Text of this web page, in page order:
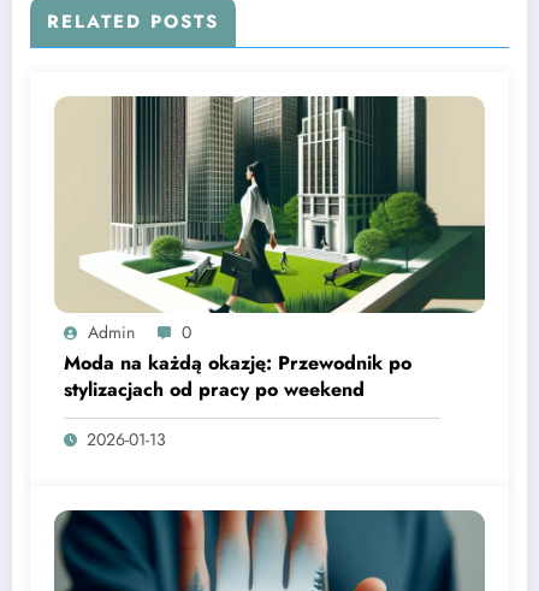
RELATED POSTS
Admin 0
Moda na każdą okazję: Przewodnik po
stylizacjach od pracy po weekend
2026-01-13